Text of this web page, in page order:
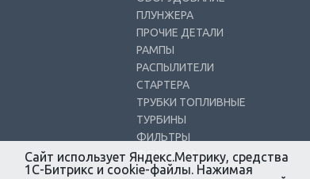
ПЛУНЖЕРА
ПРОЧИЕ ДЕТАЛИ
РАМПЫ
РАСПЫЛИТЕЛИ
СТАРТЕРА
ТРУБКИ ТОПЛИВНЫЕ
ТУРБИНЫ
ФИЛЬТРЫ
ФОРСУНКИ
Сайт использует Яндекс.Метрику, средства
1С-Битрикс и cookie-файлы. Нажимая